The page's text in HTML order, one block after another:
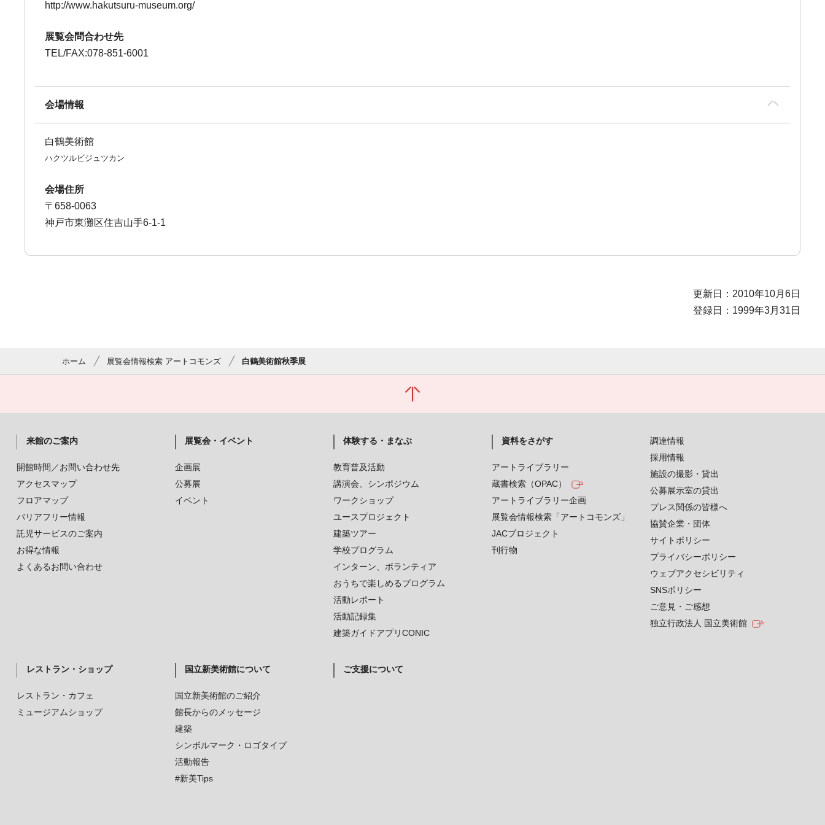
http://www.hakutsuru-museum.org/
展覧会問合わせ先
TEL/FAX:078-851-6001
会場情報
白鶴美術館
ハクツルビジュツカン
会場住所
〒658-0063
神戸市東灘区住吉山手6-1-1
更新日：2010年10月6日
登録日：1999年3月31日
ホーム 展覧会情報検索 アートコモンズ 白鶴美術館秋季展
来館のご案内
開館時間／お問い合わせ先
アクセスマップ
フロアマップ
バリアフリー情報
託児サービスのご案内
お得な情報
よくあるお問い合わせ
展覧会・イベント
企画展
公募展
イベント
体験する・まなぶ
教育普及活動
講演会、シンポジウム
ワークショップ
ユースプロジェクト
建築ツアー
学校プログラム
インターン、ボランティア
おうちで楽しめるプログラム
活動レポート
活動記録集
建築ガイドアプリCONIC
資料をさがす
アートライブラリー
蔵書検索（OPAC）
アートライブラリー企画
展覧会情報検索「アートコモンズ」
JACプロジェクト
刊行物
レストラン・ショップ
レストラン・カフェ
ミュージアムショップ
国立新美術館について
国立新美術館のご紹介
館長からのメッセージ
建築
シンボルマーク・ロゴタイプ
活動報告
#新美Tips
ご支援について
調達情報
採用情報
施設の撮影・貸出
公募展示室の貸出
プレス関係の皆様へ
協賛企業・団体
サイトポリシー
プライバシーポリシー
ウェブアクセシビリティ
SNSポリシー
ご意見・ご感想
独立行政法人 国立美術館